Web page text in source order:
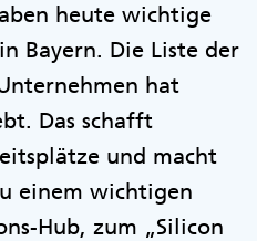
heute wichtige
Bayern. Die Liste der
hat
Das schafft
und macht
einem wichtigen
Hub, zum „Silicon